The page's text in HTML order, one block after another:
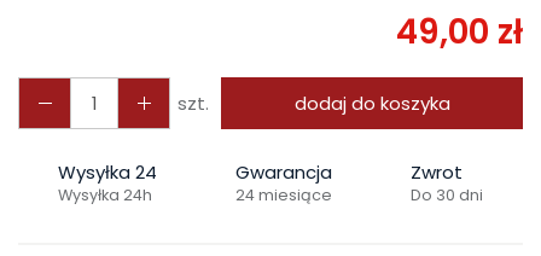
49,00 zł
szt. dodaj do koszyka
Wysyłka 24
Wysyłka 24h
Gwarancja
24 miesiące
Zwrot
Do 30 dni